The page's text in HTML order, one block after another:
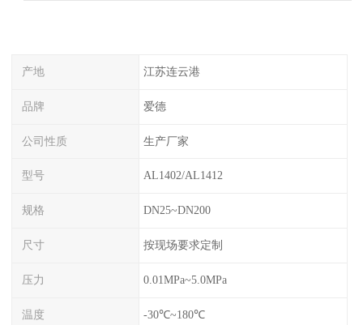
产地 江苏连云港
品牌 爱德
公司性质 生产厂家
型号 AL1402/AL1412
规格 DN25~DN200
尺寸 按现场要求定制
压力 0.01MPa~5.0MPa
温度 -30℃~180℃